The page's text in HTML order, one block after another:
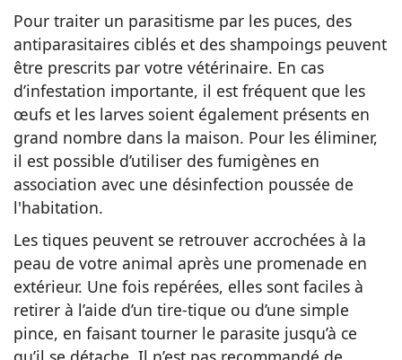
Pour traiter un parasitisme par les puces, des
antiparasitaires ciblés et des shampoings peuvent
être prescrits par votre vétérinaire. En cas
d’infestation importante, il est fréquent que les
œufs et les larves soient également présents en
grand nombre dans la maison. Pour les éliminer,
il est possible d’utiliser des fumigènes en
association avec une désinfection poussée de
l'habitation.
Les tiques peuvent se retrouver accrochées à la
peau de votre animal après une promenade en
extérieur. Une fois repérées, elles sont faciles à
retirer à l’aide d’un tire-tique ou d’une simple
pince, en faisant tourner le parasite jusqu’à ce